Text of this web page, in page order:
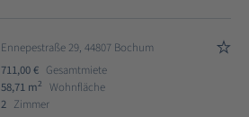
Ennepestraße 29, 44807 Bochum
711,00 € Gesamtmiete
58,71 m2
Wohnfläche
2 Zimmer